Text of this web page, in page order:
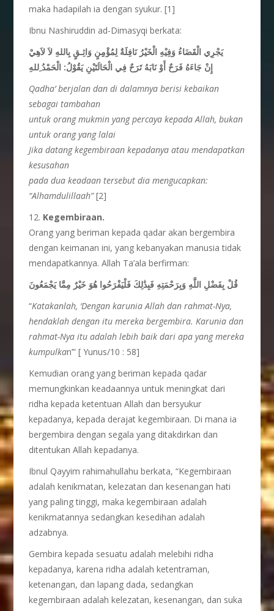
maka hadapilah ia dengan syukur. [1]
Ibnu Nashiruddin ad-Dimasyqi berkata:
يَجْرِي الْقَضَاءُ وَفِيْهِ الْخَيْرُ نَافِلَةٌ لِمُؤْمِِنٍ وَاثِـقٍ بِاللهِ لاَ لاَهِيْ
إِنْ جَاءَهُ فَرَحٌ أَوْ نَابَهُ تَرَحٌ فِي الْحَالَتَيْنِ يَقُوْلُ: الْحَمْدُ ِللهِ
Qadha’ berjalan dan di dalamnya berisi kebaikan
sebagai tambahan
untuk orang mukmin yang percaya kepada Allah, bukan
untuk orang yang lalai
Jika datang kegembiraan kepadanya atau mendapatkan
kesusahan
pada dua keadaan tersebut dia mengucapkan:
“Alhamdulillaah”[2]
12. Kegembiraan.
Orang yang beriman kepada qadar akan bergembira
dengan keimanan ini, yang kebanyakan manusia tidak
mendapatkannya. Allah Ta’ala berfirman:
قُلْ بِفَضْلِ اللَّهِ وَبِرَحْمَتِهِ فَبِذَٰلِكَ فَلْيَفْرَحُوا هُوَ خَيْرٌ مِمَّا يَجْمَعُونَ
“Katakanlah, ‘Dengan karunia Allah dan rahmat-Nya,
hendaklah dengan itu mereka bergembira. Karunia dan
rahmat-Nya itu adalah lebih baik dari apa yang mereka
kumpulkan’” [ Yunus/10 : 58]
Kemudian orang yang beriman kepada qadar
memungkinkan keadaannya untuk meningkat dari
ridha kepada ketentuan Allah dan bersyukur
kepadanya, kepada derajat kegembiraan. Di mana ia
bergembira dengan segala yang ditakdirkan dan
ditentukan Allah kepadanya.
Ibnul Qayyim rahimahullahu berkata, “Kegembiraan
adalah kenikmatan, kelezatan dan kesenangan hati
yang paling tinggi, maka kegembiraan adalah
kenikmatannya sedangkan kesedihan adalah
adzabnya.
Gembira kepada sesuatu adalah melebihi ridha
kepadanya, karena ridha adalah ketentraman,
ketenangan, dan lapang dada, sedangkan
kegembiraan adalah kelezatan, kesenangan, dan suka